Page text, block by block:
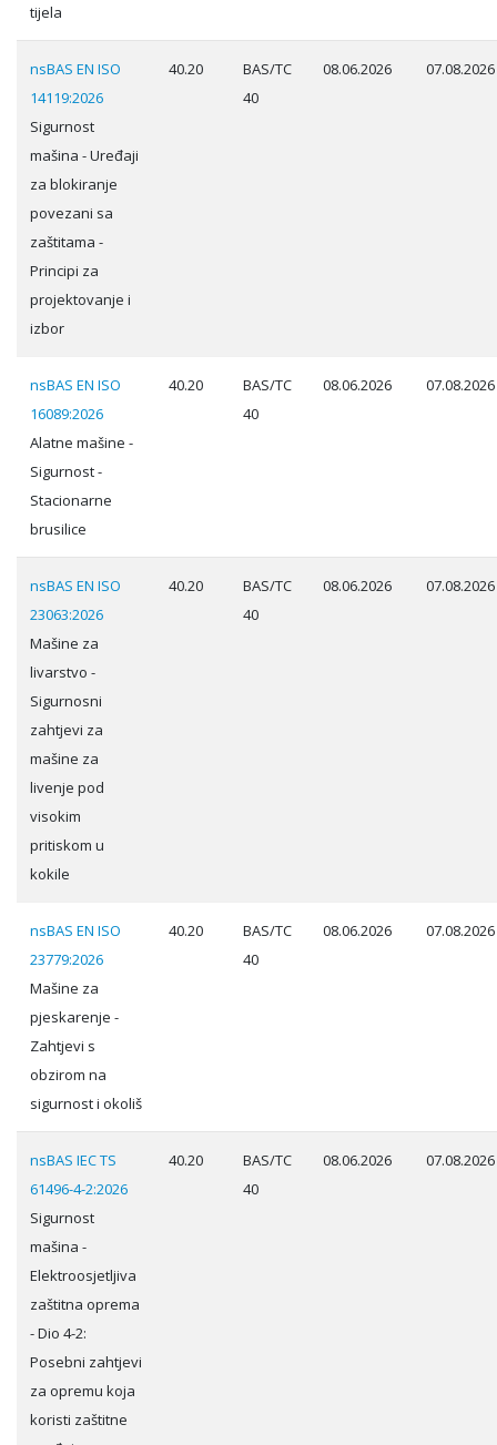
tijela
nsBAS EN ISO
14119:2026
Sigurnost
mašina - Uređaji
za blokiranje
povezani sa
zaštitama -
Principi za
projektovanje i
izbor
40.20
BAS/TC
40
08.06.2026 07.08.2026
nsBAS EN ISO
16089:2026
Alatne mašine -
Sigurnost -
Stacionarne
brusilice
40.20
BAS/TC
40
08.06.2026 07.08.2026
nsBAS EN ISO
23063:2026
Mašine za
livarstvo -
Sigurnosni
zahtjevi za
mašine za
livenje pod
visokim
pritiskom u
kokile
40.20
BAS/TC
40
08.06.2026 07.08.2026
nsBAS EN ISO
23779:2026
Mašine za
pjeskarenje -
Zahtjevi s
obzirom na
sigurnost i okoliš
40.20
BAS/TC
40
08.06.2026 07.08.2026
nsBAS IEC TS
61496-4-2:2026
Sigurnost
mašina -
Elektroosjetljiva
zaštitna oprema
- Dio 4-2:
Posebni zahtjevi
za opremu koja
koristi zaštitne
40.20
BAS/TC
40
08.06.2026 07.08.2026